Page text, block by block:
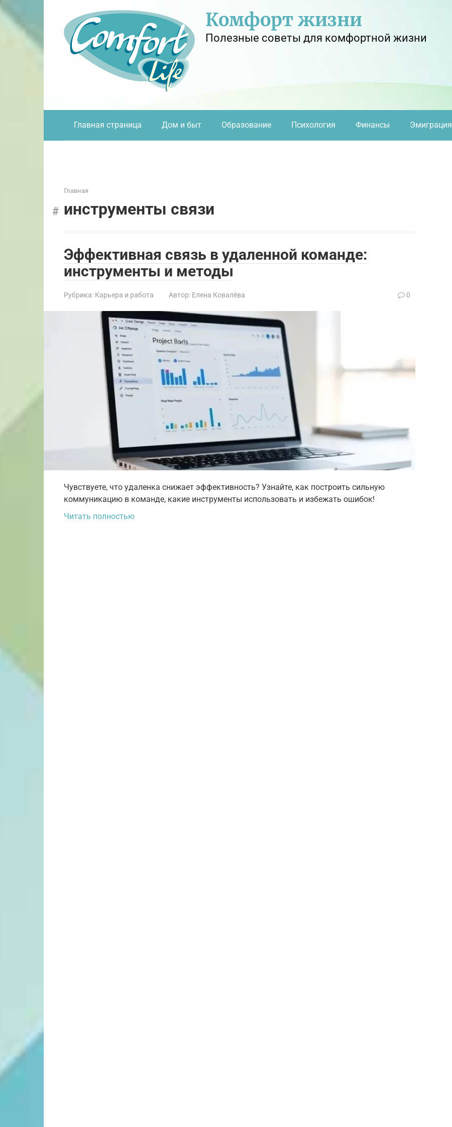
Перейти
контенту
Комфорт жизни
Полезные советы для комфортной жизни
Главная страница Дом и быт Образование Психология Финансы Эмиграция
Главная
инструменты связи
Эффективная связь в удаленной команде:
инструменты и методы
Рубрика: Карьера и работа Автор: Елена Ковалёва 0
Чувствуете, что удаленка снижает эффективность? Узнайте, как построить сильную
коммуникацию в команде, какие инструменты использовать и избежать ошибок!
Читать полностью